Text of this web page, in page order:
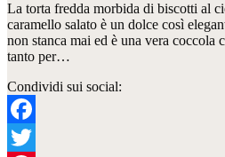
La torta fredda morbida di biscotti al
caramello salato è un dolce così
non stanca mai ed è una vera coccola
tanto per…
Condividi sui social:
Facebook